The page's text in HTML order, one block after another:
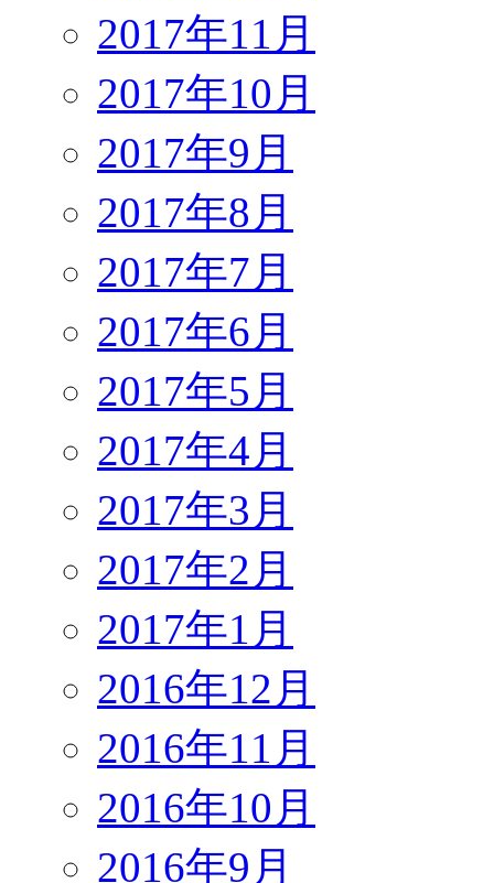
2017年11月
2017年10月
2017年9月
2017年8月
2017年7月
2017年6月
2017年5月
2017年4月
2017年3月
2017年2月
2017年1月
2016年12月
2016年11月
2016年10月
2016年9月